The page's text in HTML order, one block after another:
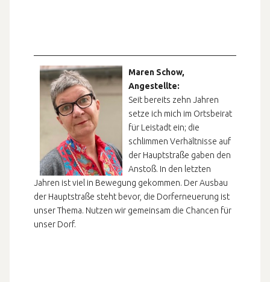
Maren Schow,
Angestellte:
Seit bereits zehn Jahren
setze ich mich im Ortsbeirat
für Leistadt ein; die
schlimmen Verhältnisse auf
der Hauptstraße gaben den
Anstoß. In den letzten
Jahren ist viel in Bewegung gekommen. Der Ausbau
der Hauptstraße steht bevor, die Dorferneuerung ist
unser Thema. Nutzen wir gemeinsam die Chancen für
unser Dorf.